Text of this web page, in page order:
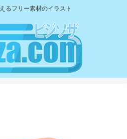
るフリー素材のイラスト